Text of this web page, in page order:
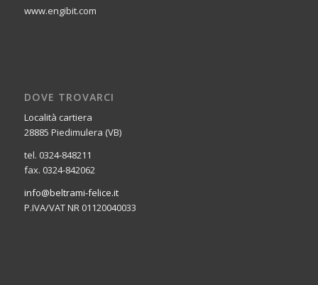
www.engibit.com
DOVE TROVARCI
Località cartiera
28885 Piedimulera (VB)
tel. 0324-848211
fax. 0324-842062
info@beltrami-felice.it
P.IVA/VAT NR 01120040033